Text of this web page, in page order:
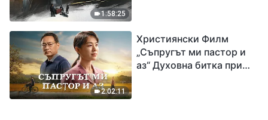
1:58:25
Исус
2:02:11
Християнски Филм
„Съпругът ми пастор и
аз“ Духовна битка при